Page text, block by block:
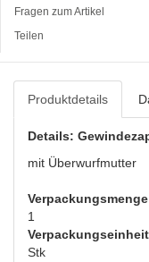
Fragen zum Artikel
Teilen
Produktdetails
Details:
mit Überwurfmutter
Verpackungsmenge
1
Verpackungseinheit
Stk